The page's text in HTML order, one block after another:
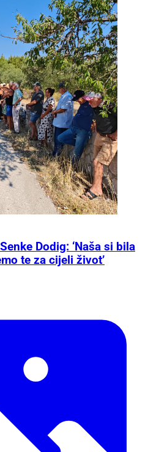
Dodig: ‘Naša si bila
te za cijeli život’